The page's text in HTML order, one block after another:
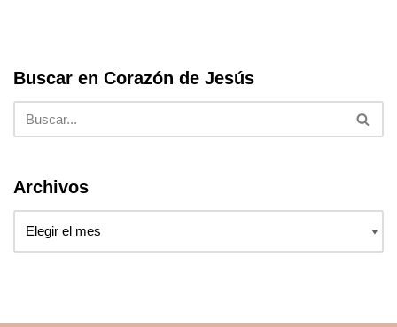
Buscar en Corazón de Jesús
Archivos